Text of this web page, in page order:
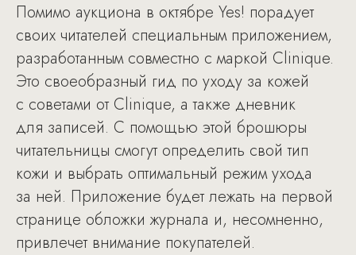
Помимо аукциона в октябре Yes! порадует
своих читателей специальным приложением,
разработанным совместно с маркой Clinique.
Это своеобразный гид по уходу за кожей
с советами от Clinique, а также дневник
для записей. С помощью этой брошюры
читательницы смогут определить свой тип
кожи и выбрать оптимальный режим ухода
за ней. Приложение будет лежать на первой
странице обложки журнала и, несомненно,
привлечет внимание покупателей.